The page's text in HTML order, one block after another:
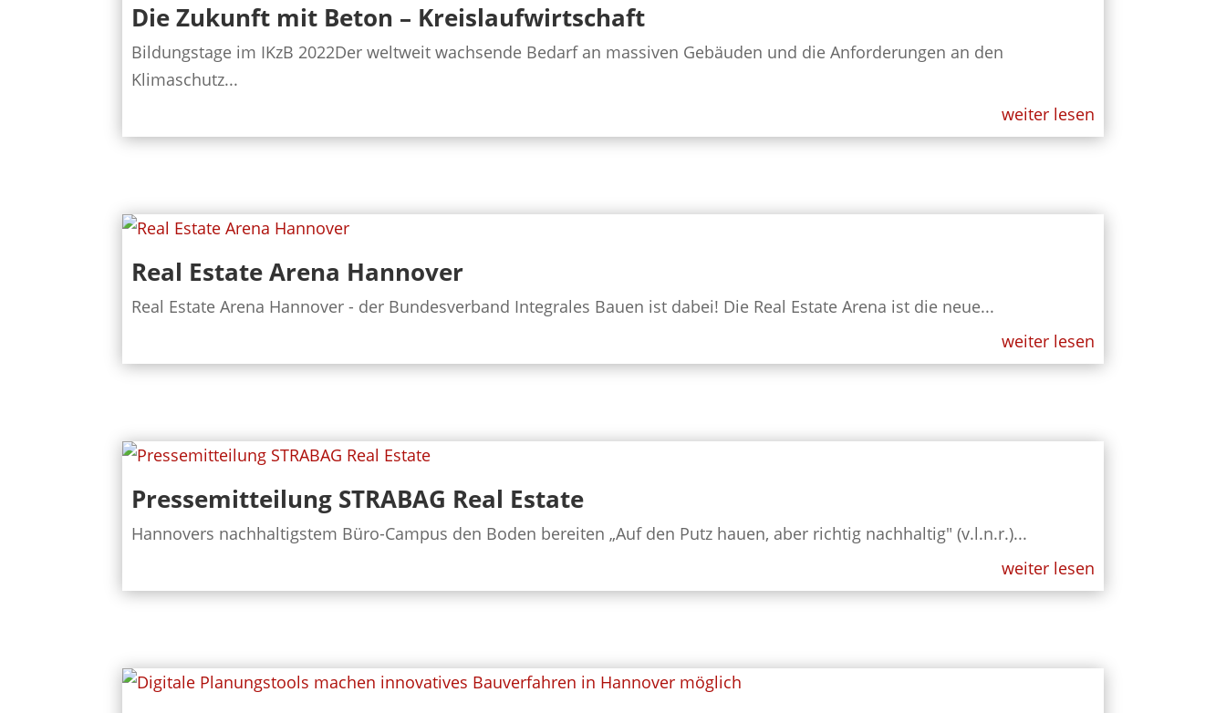
Die Zukunft mit Beton – Kreislaufwirtschaft
Bildungstage im IKzB 2022Der weltweit wachsende Bedarf an massiven Gebäuden und die Anforderungen an den
Klimaschutz...
weiter lesen
Real Estate Arena Hannover
Real Estate Arena Hannover - der Bundesverband Integrales Bauen ist dabei! Die Real Estate Arena ist die neue...
weiter lesen
Pressemitteilung STRABAG Real Estate
Hannovers nachhaltigstem Büro-Campus den Boden bereiten „Auf den Putz hauen, aber richtig nachhaltig" (v.l.n.r.)...
weiter lesen